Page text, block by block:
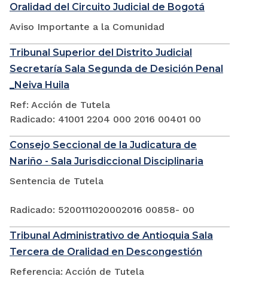
Oralidad del Circuito Judicial de Bogotá
Aviso Importante a la Comunidad
Tribunal Superior del Distrito Judicial
Secretaría Sala Segunda de Desición Penal
_Neiva Huila
Ref: Acción de Tutela
Radicado: 41001 2204 000 2016 00401 00
Consejo Seccional de la Judicatura de
Nariño - Sala Jurisdiccional Disciplinaria
Sentencia de Tutela
Radicado: 5200111020002016 00858- 00
Tribunal Administrativo de Antioquia Sala
Tercera de Oralidad en Descongestión
Referencia: Acción de Tutela